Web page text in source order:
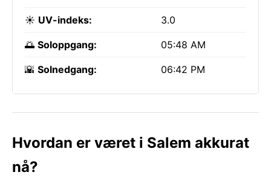
☀️ UV-indeks: 3.0
🌅 Soloppgang: 05:48 AM
🌇 Solnedgang: 06:42 PM
Hvordan er været i Salem akkurat
nå?